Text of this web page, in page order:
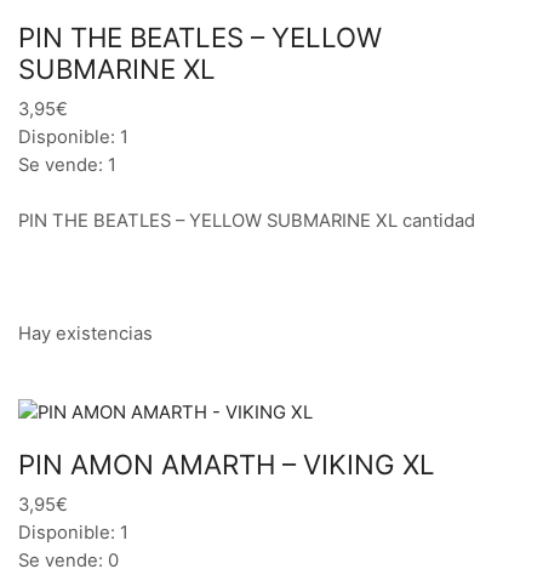
PIN THE BEATLES – YELLOW
SUBMARINE XL
3,95€
Disponible: 1
Se vende: 1
PIN THE BEATLES – YELLOW SUBMARINE XL cantidad
Hay existencias
PIN AMON AMARTH – VIKING XL
3,95€
Disponible: 1
Se vende: 0